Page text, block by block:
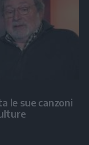
le sue canzoni